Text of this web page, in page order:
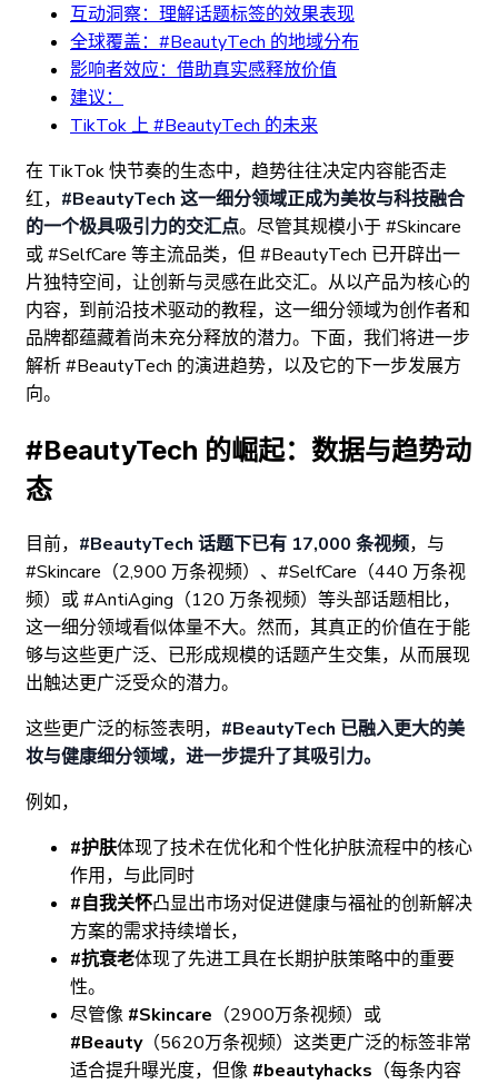
互动洞察：理解话题标签的效果表现
全球覆盖：#BeautyTech 的地域分布
影响者效应：借助真实感释放价值
建议：
TikTok 上 #BeautyTech 的未来
在 TikTok 快节奏的生态中，趋势往往决定内容能否走
红， #BeautyTech 这一细分领域正成为美妆与科技融合
的一个极具吸引力的交汇点。尽管其规模小于 #Skincare
或 #SelfCare 等主流品类，但 #BeautyTech 已开辟出一
片独特空间，让创新与灵感在此交汇。从以产品为核心的
内容，到前沿技术驱动的教程，这一细分领域为创作者和
品牌都蕴藏着尚未充分释放的潜力。下面，我们将进一步
解析 #BeautyTech 的演进趋势，以及它的下一步发展方
向。
#BeautyTech 的崛起：数据与趋势动
态
目前， #BeautyTech 话题下已有 17,000 条视频，与
#Skincare（2,900 万条视频）、#SelfCare（440 万条视
频）或 #AntiAging（120 万条视频）等头部话题相比，
这一细分领域看似体量不大。然而，其真正的价值在于能
够与这些更广泛、已形成规模的话题产生交集，从而展现
出触达更广泛受众的潜力。
这些更广泛的标签表明， #BeautyTech 已融入更大的美
妆与健康细分领域，进一步提升了其吸引力。
例如，
#护肤体现了技术在优化和个性化护肤流程中的核心
作用，与此同时
#自我关怀凸显出市场对促进健康与福祉的创新解决
方案的需求持续增长，
#抗衰老体现了先进工具在长期护肤策略中的重要
性。
尽管像 #Skincare （2900万条视频）或
#Beauty（5620万条视频）这类更广泛的标签非常
适合提升曝光度，但像 #beautyhacks （每条内容